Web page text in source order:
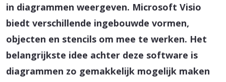
in diagrammen weergeven. Microsoft Visio
biedt verschillende ingebouwde vormen,
objecten en stencils om mee te werken. Het
belangrijkste idee achter deze software is
diagrammen zo gemakkelijk mogelijk maken